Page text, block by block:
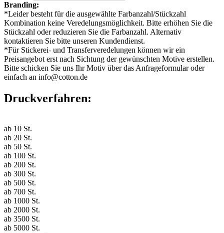
Branding:
*Leider besteht für die ausgewählte Farbanzahl/Stückzahl
Kombination keine Veredelungsmöglichkeit. Bitte erhöhen Sie die
Stückzahl oder reduzieren Sie die Farbanzahl. Alternativ
kontaktieren Sie bitte unseren Kundendienst.
*Für Stickerei- und Transferveredelungen können wir ein
Preisangebot erst nach Sichtung der gewünschten Motive erstellen.
Bitte schicken Sie uns Ihr Motiv über das Anfrageformular oder
einfach an info@cotton.de
Druckverfahren:
ab 10 St.
ab 20 St.
ab 50 St.
ab 100 St.
ab 200 St.
ab 300 St.
ab 500 St.
ab 700 St.
ab 1000 St.
ab 2000 St.
ab 3500 St.
ab 5000 St.